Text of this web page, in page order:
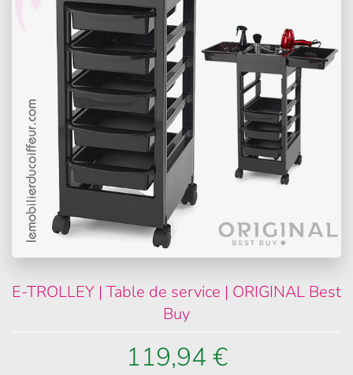
E-TROLLEY | Table de service | ORIGINAL Best
Buy
119,94 €